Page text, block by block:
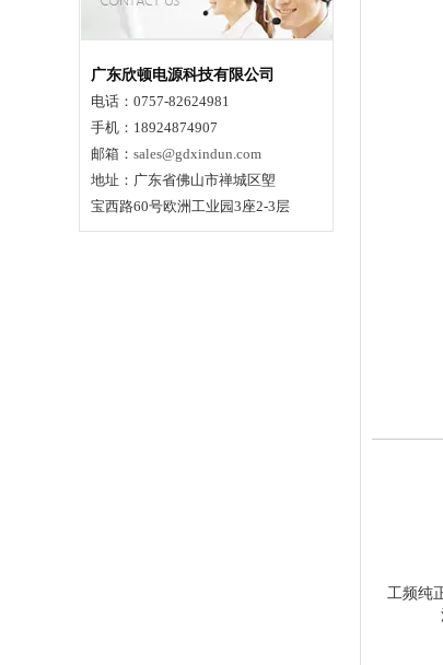
广东欣顿电源科技有限公司
电话：0757-82624981
手机：18924874907
邮箱： sales@gdxindun.com
地址：广东省佛山市禅城区塱
宝西路60号欧洲工业园3座2-3层
工频纯